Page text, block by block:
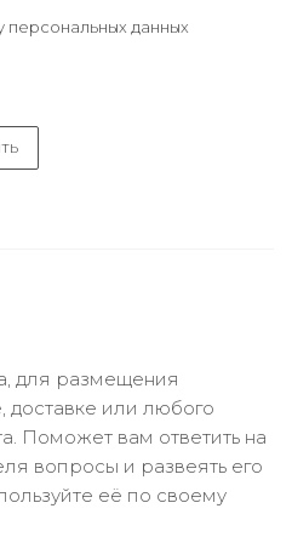
персональных данных
для размещения
или любого
Поможет вам ответить на
вопросы и развеять его
её по своему